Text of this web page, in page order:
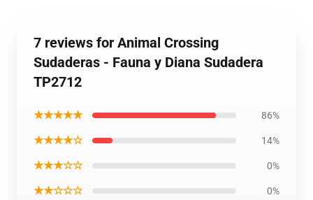
7 reviews for Animal Crossing
Sudaderas - Fauna y Diana Sudadera
TP2712
★★★★★ 86%
★★★★☆ 14%
★★★☆☆ 0%
★★☆☆☆ 0%